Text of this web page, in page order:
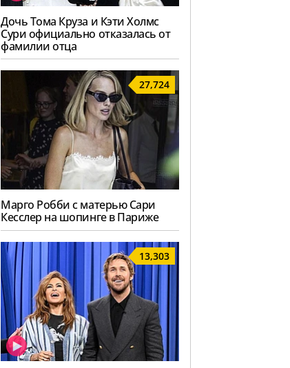
Дочь Тома Круза и Кэти Холмс
Сури официально отказалась от
фамилии отца
27,724
Марго Робби с матерью Сари
Кесслер на шопинге в Париже
13,303